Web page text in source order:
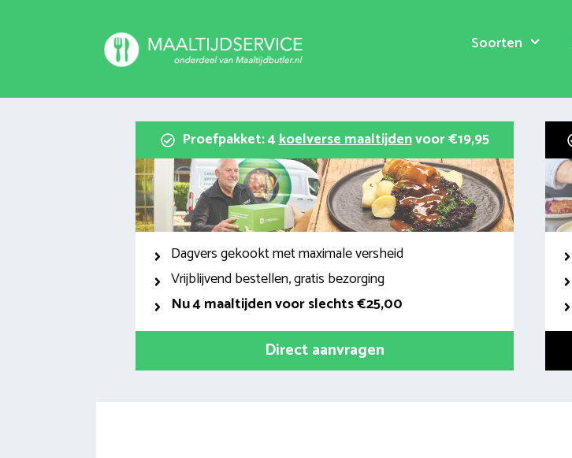
Soorten
Proefpakket: 4koelverse maaltijdenvoor €19,95
Dagvers gekookt met maximale versheid
Vrijblijvend bestellen, gratis bezorging
Nu4 maaltijden voor slechts €25,00
Direct aanvragen